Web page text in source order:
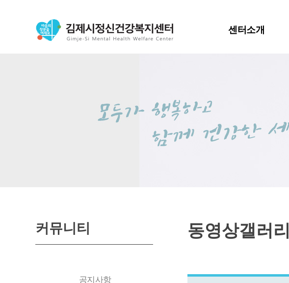
센터소개
커뮤니티
공지사항
동영상갤러리